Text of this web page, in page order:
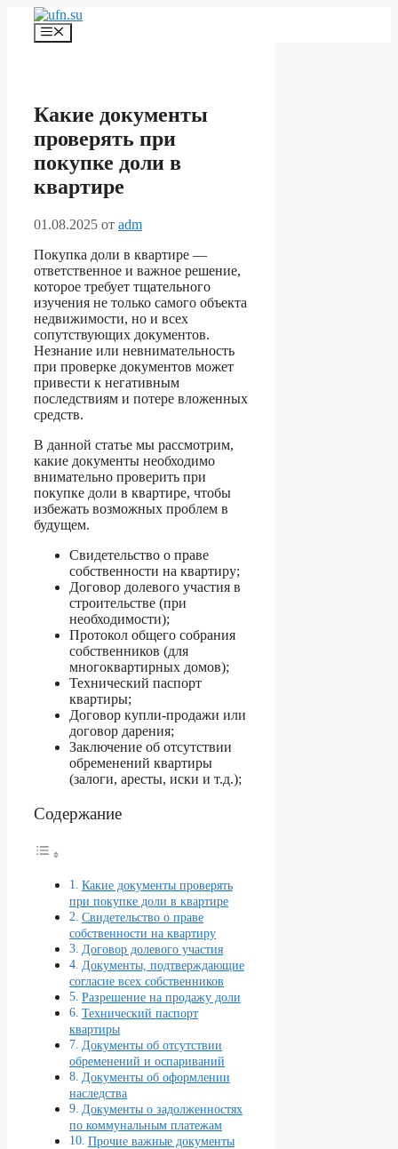
Перейти
содержимому
Меню
Какие документы
проверять при
покупке доли в
квартире
01.08.2025 от adm
Покупка доли в квартире —
ответственное и важное решение,
которое требует тщательного
изучения не только самого объекта
недвижимости, но и всех
сопутствующих документов.
Незнание или невнимательность
при проверке документов может
привести к негативным
последствиям и потере вложенных
средств.
В данной статье мы рассмотрим,
какие документы необходимо
внимательно проверить при
покупке доли в квартире, чтобы
избежать возможных проблем в
будущем.
Свидетельство о праве
собственности на квартиру;
Договор долевого участия в
строительстве (при
необходимости);
Протокол общего собрания
собственников (для
многоквартирных домов);
Технический паспорт
квартиры;
Договор купли-продажи или
договор дарения;
Заключение об отсутствии
обременений квартиры
(залоги, аресты, иски и т.д.);
Содержание
Какие документы проверять
при покупке доли в квартире
Свидетельство о праве
собственности на квартиру
Договор долевого участия
Документы, подтверждающие
согласие всех собственников
Разрешение на продажу доли
Технический паспорт
квартиры
Документы об отсутствии
обременений и оспариваний
Документы об оформлении
наследства
Документы о задолженностях
по коммунальным платежам
Прочие важные документы